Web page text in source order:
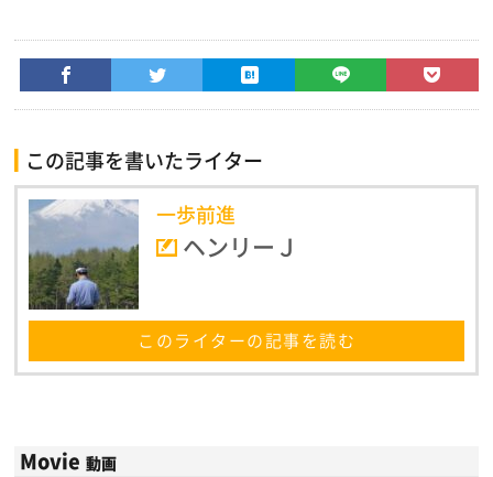
この記事を書いたライター
一歩前進
ヘンリーＪ
このライターの記事を読む
Movie 動画